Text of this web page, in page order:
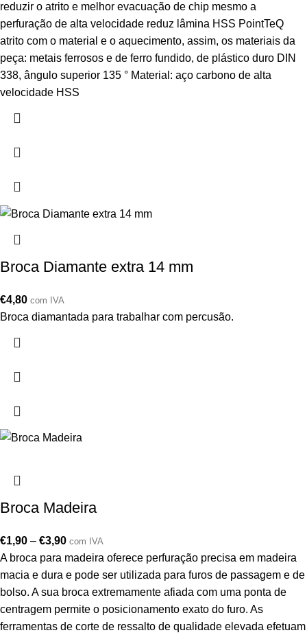
reduzir o atrito e melhor evacuação de chip mesmo a
perfuração de alta velocidade reduz lâmina HSS PointTeQ
atrito com o material e o aquecimento, assim, os materiais da
peça: metais ferrosos e de ferro fundido, de plástico duro DIN
338, ângulo superior 135 ° Material: aço carbono de alta
velocidade HSS
Broca Diamante extra 14 mm
€4,80 com IVA
Broca diamantada para trabalhar com percusão.
Broca Madeira
€1,90 – €3,90 com IVA
A broca para madeira oferece perfuração precisa em madeira
macia e dura e pode ser utilizada para furos de passagem e de
bolso. A sua broca extremamente afiada com uma ponta de
centragem permite o posicionamento exato do furo. As
ferramentas de corte de ressalto de qualidade elevada efetuam